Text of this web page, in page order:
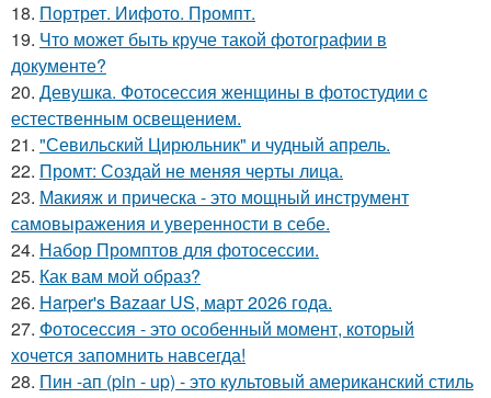
18. Портрет. Иифото. Промпт.
19. Что может быть круче такой фотографии в
документе?
20. Девушка. Фотосессия женщины в фотостудии c
естественным освещением.
21. "Севильский Цирюльник" и чудный апрель.
22. Промт: Создай не меняя черты лица.
23. Макияж и прическа - это мощный инструмент
самовыражения и уверенности в себе.
24. Набор Промптов для фотосессии.
25. Как вам мой образ?
26. Harper's Bazaar US, март 2026 года.
27. Фотосессия - это особенный момент, который
хочется запомнить навсегда!
28. Пин -ап (pin - up) - это культовый американский стиль